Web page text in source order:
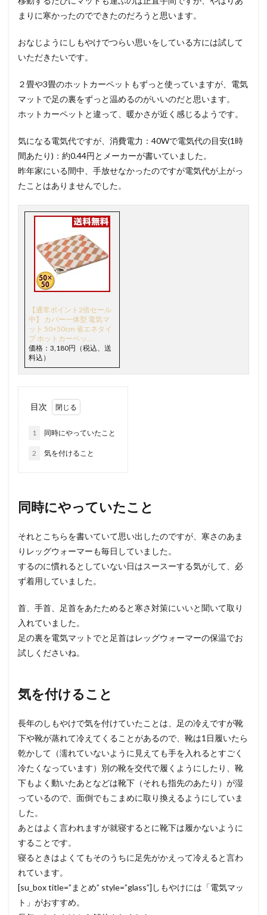
まりに寒かったのでできたのだろうと思います。
おなじようにしもやけでつらい思いをしている方には試して
いただきたいです。
２畳や3畳のホットカーペットもずっと使っていますが、電気
マットで足の裏をずっと温めるのがいいのだと思います。
ホットカーペットと違って、暖かさが近く感じるようです。
気になる電気代ですが、消費電力：40Wで電気代の目安(1時
間あたり)：約0.44円とメーカーが書いていました。
昨年家にいる間中、手放せなかったのですが電気代が上がっ
たことはありませんでした。
【通常ポイント2倍セール
中】 カバー一体型 電気マ
ット 50×50cm 省エネタイ
プ ホットカーペッ…
価格：3,180円（税込、送
料込）
目次
1 同時にやっていたこと
2 気を付けること
同時にやっていたこと
それとこちらを書いていて思い出したのですが、寒さのあま
りレッグウォーマーも毎日していました。
するのに慣れるとしていない日はスースーする気がして、必
ず着用していました。
首、手首、足首をあたためると寒さ対策にいいと聞いて取り
入れていました。
足の裏を電気マットでと足首はレッグウォーマーの保温でお
試しくださいね。
気を付けること
長年のしもやけで気を付けていたことは、足の冷えですが靴
下や靴が蒸れて冷えてくることがあるので、靴は1日履いたら
乾かして（濡れていないように見えても手を入れるとすごく
冷たくなっています）別の靴を交代で履くようにしたり、靴
下もよく動いたあとなどは靴下（それも指先のあたり）が湿
っているので、面倒でもこまめに取り換えるようにしていま
した。
あとはよく言われますが就寝するとに靴下は履かないように
することです。
寝るときはよくてもそのうちに足先がかえって冷えると言わ
れています。
[su_box title=”まとめ” style=”glass”]しもやけには「電気マッ
ト」がおすすめ。